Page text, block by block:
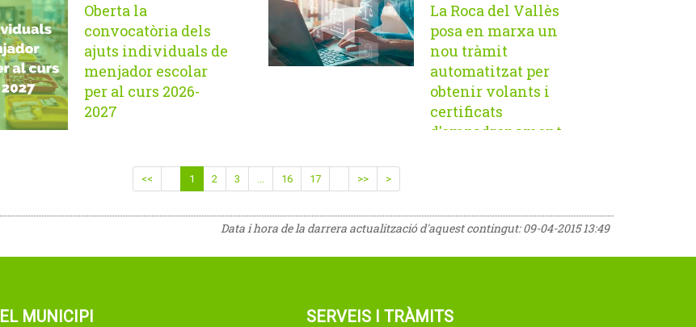
Oberta la
convocatòria dels
ajuts individuals de
menjador escolar
per al curs 2026-
2027
La Roca del Vallès
posa en marxa un
nou tràmit
automatitzat per
obtenir volants i
certificats
d'empadronament
<< 1 2 3 ... 16 17 >> >
Data i hora de la darrera actualització d'aquest contingut:09-04-2015 13:49
EL MUNICIPI SERVEIS I TRÀMITS